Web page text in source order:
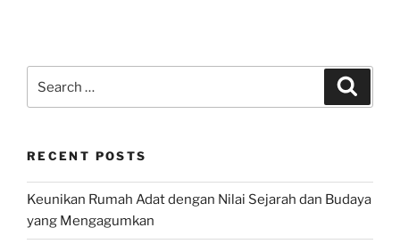
RECENT POSTS
Keunikan Rumah Adat dengan Nilai Sejarah dan Budaya
yang Mengagumkan